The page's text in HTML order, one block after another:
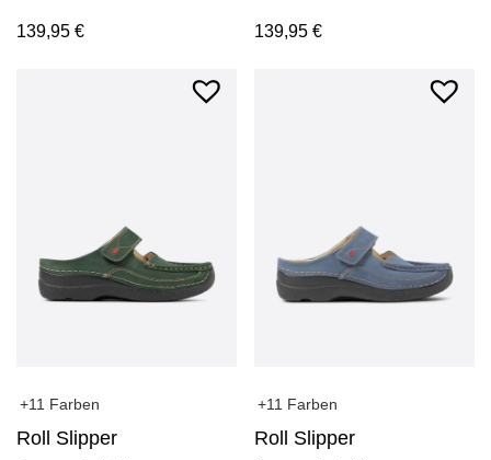
139,95 € 139,95€
+11 Farben
Roll Slipper
+11 Farben
Roll Slipper